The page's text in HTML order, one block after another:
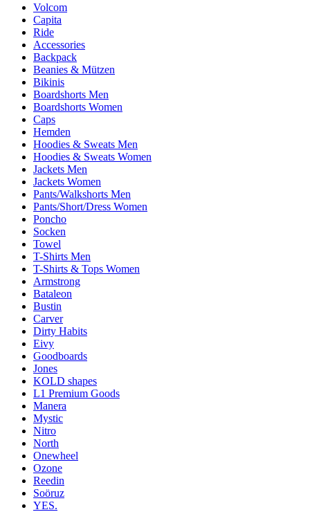
Volcom
Capita
Ride
Accessories
Backpack
Beanies & Mützen
Bikinis
Boardshorts Men
Boardshorts Women
Caps
Hemden
Hoodies & Sweats Men
Hoodies & Sweats Women
Jackets Men
Jackets Women
Pants/Walkshorts Men
Pants/Short/Dress Women
Poncho
Socken
Towel
T-Shirts Men
T-Shirts & Tops Women
Armstrong
Bataleon
Bustin
Carver
Dirty Habits
Eivy
Goodboards
Jones
KOLD shapes
L1 Premium Goods
Manera
Mystic
Nitro
North
Onewheel
Ozone
Reedin
Soöruz
YES.